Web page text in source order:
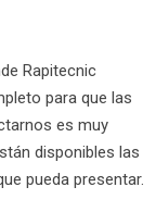
Rapitecnic
para que las
es muy
disponibles las
pueda presentar.